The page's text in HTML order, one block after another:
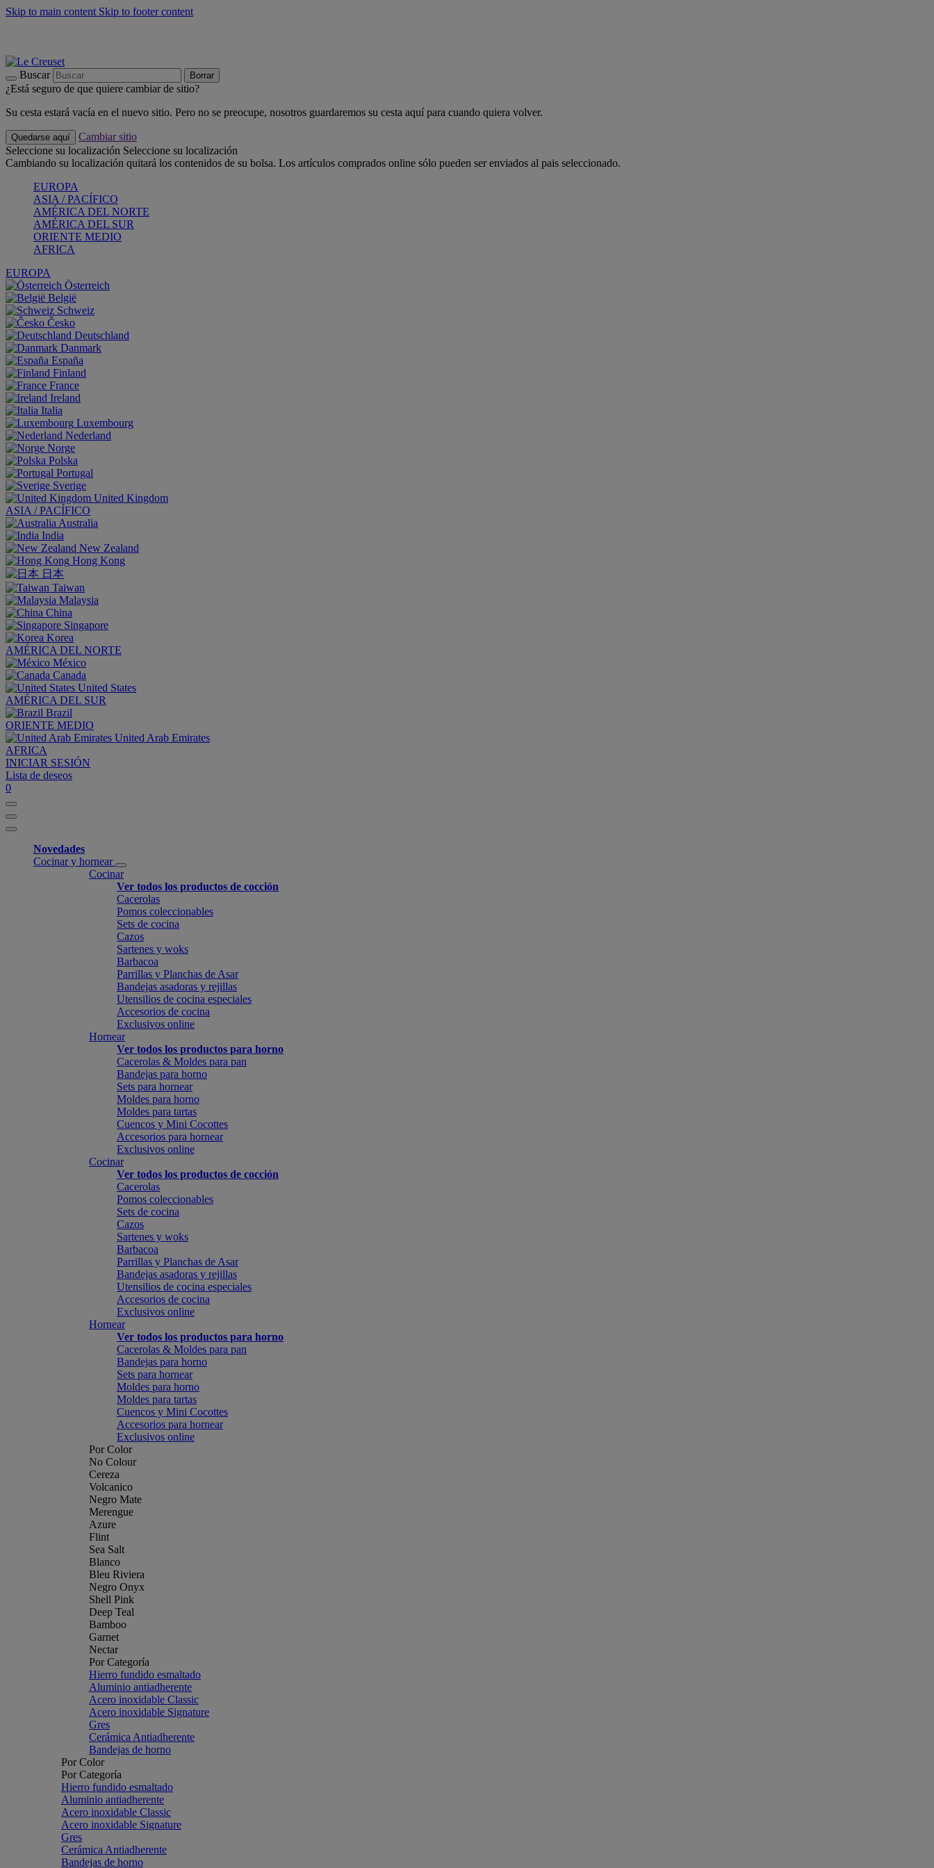
Skip to main content Skip to footer content
Buscar Borrar
¿Está seguro de que quiere cambiar de sitio?
Su cesta estará vacía en el nuevo sitio. Pero no se preocupe, nosotros guardaremos su cesta aquí para cuando quiera volver.
Quedarse aquí
Cambiar sitio
Seleccione su localización Seleccione su localización
Cambiando su localización quitará los contenidos de su bolsa. Los artículos comprados online sólo pueden ser enviados al pais seleccionado.
EUROPA
ASIA / PACÍFICO
AMÉRICA DEL NORTE
AMÉRICA DEL SUR
ORIENTE MEDIO
AFRICA
EUROPA
Österreich
België
Schweiz
Česko
Deutschland
Danmark
España
Finland
France
Ireland
Italia
Luxembourg
Nederland
Norge
Polska
Portugal
Sverige
United Kingdom
ASIA / PACÍFICO
Australia
India
New Zealand
Hong Kong
日本
Taiwan
Malaysia
China
Singapore
Korea
AMÉRICA DEL NORTE
México
Canada
United States
AMÉRICA DEL SUR
Brazil
ORIENTE MEDIO
United Arab Emirates
AFRICA
INICIAR SESIÓN
Lista de deseos
0
Novedades
Cocinar y hornear
Cocinar
Ver todos los productos de cocción
Cacerolas
Pomos coleccionables
Sets de cocina
Cazos
Sartenes y woks
Barbacoa
Parrillas y Planchas de Asar
Bandejas asadoras y rejillas
Utensilios de cocina especiales
Accesorios de cocina
Exclusivos online
Hornear
Ver todos los productos para horno
Cacerolas & Moldes para pan
Bandejas para horno
Sets para hornear
Moldes para horno
Moldes para tartas
Cuencos y Mini Cocottes
Accesorios para hornear
Exclusivos online
Cocinar
Ver todos los productos de cocción
Cacerolas
Pomos coleccionables
Sets de cocina
Cazos
Sartenes y woks
Barbacoa
Parrillas y Planchas de Asar
Bandejas asadoras y rejillas
Utensilios de cocina especiales
Accesorios de cocina
Exclusivos online
Hornear
Ver todos los productos para horno
Cacerolas & Moldes para pan
Bandejas para horno
Sets para hornear
Moldes para horno
Moldes para tartas
Cuencos y Mini Cocottes
Accesorios para hornear
Exclusivos online
Por Color
No Colour
Cereza
Volcanico
Negro Mate
Merengue
Azure
Flint
Sea Salt
Blanco
Bleu Riviera
Negro Onyx
Shell Pink
Deep Teal
Bamboo
Garnet
Nectar
Por Categoría
Hierro fundido esmaltado
Aluminio antiadherente
Acero inoxidable Classic
Acero inoxidable Signature
Gres
Cerámica Antiadherente
Bandejas de horno
Por Color
Por Categoría
Hierro fundido esmaltado
Aluminio antiadherente
Acero inoxidable Classic
Acero inoxidable Signature
Gres
Cerámica Antiadherente
Bandejas de horno